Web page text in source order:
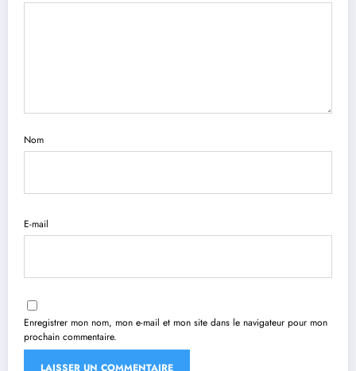
Nom
E-mail
Enregistrer mon nom, mon e-mail et mon site dans le navigateur pour mon
prochain commentaire.